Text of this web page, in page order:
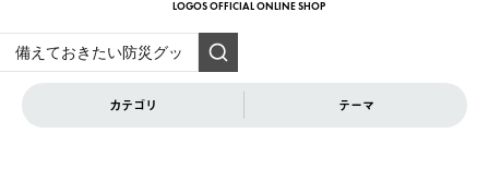
LOGOS OFFICIAL ONLINE SHOP
カテゴリ テーマ